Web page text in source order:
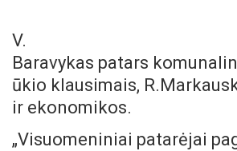
V.
Baravykas patars
ūkio klausimais,
ir ekonomikos.
„Visuomeniniai patarėjai